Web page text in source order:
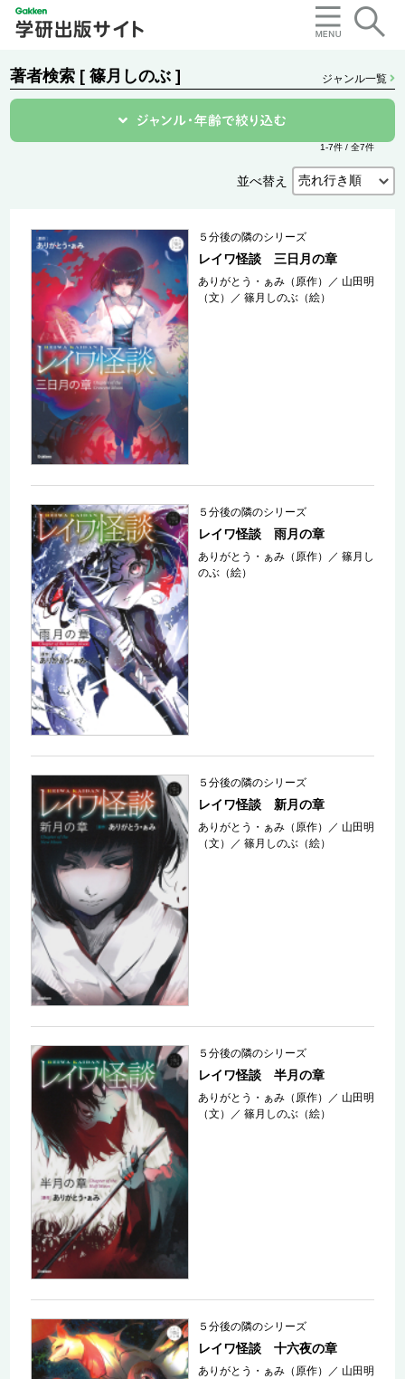
著者検索 [ 篠月しのぶ ] ジャンル一覧
1-7件 / 全7件
並べ替え
５分後の隣のシリーズ
レイワ怪談 三日月の章
ありがとう・ぁみ（原作） ／ 山田明
（文）
／篠月しのぶ（絵）
５分後の隣のシリーズ
レイワ怪談 雨月の章
ありがとう・ぁみ（原作） ／篠月し
のぶ（絵）
５分後の隣のシリーズ
レイワ怪談 新月の章
ありがとう・ぁみ（原作） ／ 山田明
（文）
／篠月しのぶ（絵）
５分後の隣のシリーズ
レイワ怪談 半月の章
ありがとう・ぁみ（原作） ／ 山田明
（文）
／篠月しのぶ（絵）
５分後の隣のシリーズ
レイワ怪談 十六夜の章
ありがとう・ぁみ（原作） ／ 山田明